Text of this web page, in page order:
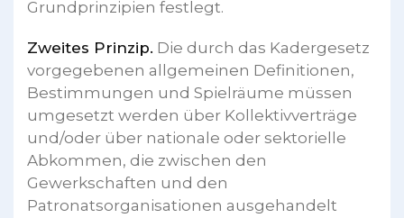
Grundprinzipien festlegt.
Zweites Prinzip. Die durch das Kadergesetz
vorgegebenen allgemeinen Definitionen,
Bestimmungen und Spielräume müssen
umgesetzt werden über Kollektivverträge
und/oder über nationale oder sektorielle
Abkommen, die zwischen den
Gewerkschaften und den
Patronatsorganisationen ausgehandelt